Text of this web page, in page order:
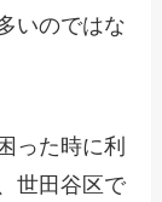
いのではな
った時に利
世田谷区で